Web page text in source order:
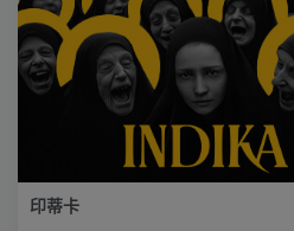
印蒂卡